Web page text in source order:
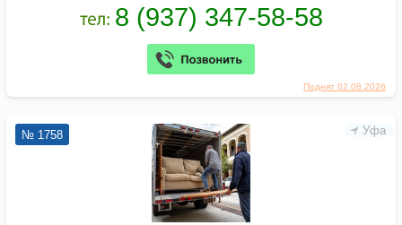
Поднят 02.08.2026
Уфа
№ 1758